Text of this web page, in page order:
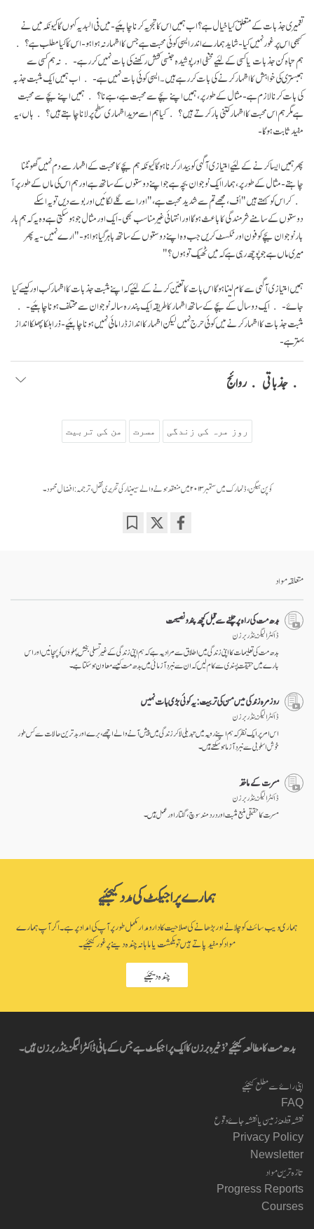
تعمیری جذبات کے متعلق کیا خیال ہے؟ اب ہمیں اس کا تجزیہ کرنا چاہئیے- میں فی البدیہ کہوں گا کیونکہ میں نے
کبھی اس پر غور نہیں کیا- شاید ہمارے اندر ایسی کوئی محبت ہے جس کا اظہار نہ ہوا ہو- اس کا کیا مطلب ہے؟
ہم تباہ کن جذبات یا کسی کے لئیے مخفی اور پوشیدہ جنسی کشش رکھنے کی بات نہیں کر رہے- نہ ہم کسی سے
ہمبستری کی خواہش کا اظہار کرنے کی بات کر رہے ہیں۔ ایسی کوئی بات نہیں ہے- اب ہمیں ایک مثبت جذبہ
کی بات کرنا لازم ہے- مثال کے طور پر، ہمیں اپنے بچے سے محبت ہے، ہے نا؟ ہمیں اپنے بچے سے محبت
ہے مگر ہم اس محبت کا اظہار کتنی بار کرتے ہیں؟ کیا ہم اسے مزید اظہاری سطح پر لانا چاہتے ہیں؟ ہاں، یہ
مفید ثابت ہو گا-
پھر ہمیں ایسا کرنے کے لئیے امتیازی آگہی کو بیدار کرنا ہو گا کیونکہ ہم بچے کا محبت کے اظہار سے دم نہیں گھونٹنا
چاہتے- مثال کے طور پر، ہمارا ایک نوجوان بچہ ہے جو اپنے دوستوں کے ساتھ ہے اور ہم اس کی ماں کے طور پر آ
کر اس کو کہتے ہیں "اُف، مجھے تم سے شدید محبت ہے،" اور اسے گلے لگائیں اور بوسے دیں تو یہ اسکے
دوستوں کے سامنے شرمندگی کا باعث ہو گا اور انتہائی غیر مناسب بھی- ایک اور مثال جو ہو سکتی ہے وہ یہ کہ ہم بار
بار نوجوان بچے کو فون اور ٹکسٹ کریں جب وہ اپنے دوستوں کے ساتھ باہر گیا ہوا ہو- "ارے نہیں- یہ پھر
میری ماں ہے جو پوچھ رہی ہے کہ میں ٹھیک تو ہوں؟"
ہمیں امتیازی آگہی سے کام لینا ہو گا اس بات کا تعیّن کرنے کے لئیے کہ اپنے مثبت جذبات کا اظہار کب اور کیسے کیا
جاۓ- ایک دو سال کے بچے کے ساتھ اظہار کا طریقہ ایک پندرہ سالہ نوجوان سے مختلف ہونا چاہئیے-
مثبت جذبات کا اظہار کرنے میں کوئی حرج نہیں لیکن اظہار کا انداز ڈرامائی نہیں ہونا چاہئیے- ذرا ہلکا پھلکا انداز
بہتر ہے-
جذباتی روائج
روز مرہ کی زندگی مسرت من کی تربیت
کوپن ہیگن، ڈنمارک میں ستمبر ۲۰۱۳ میں منعقد ہونے والے سیمینار کی تحریری نقل، ترجمہ: افضال محمود۔
متعلقہ مواد
بدھ مت کی راہ پر چلنے سے قبل کچھ پند و نصیحت
ڈاکٹر الیگزینڈر برزن
بدھ مت کی تعلیمات کا اپنی زندگی میں اطلاق سے مراد یہ ہے کہ ہم اپنی زندگی کے غیر تسلی بخش پہلوؤں کو پہچانیں اور اس
بارے میں حقیقت پسندی سے کام لیں کہ ان سے نبرد آزمائی میں بدھ مت کیسے معاون ہو سکتا ہے۔
روز مرہ زندگی میں من کی تربیت: یہ کوئی بڑی بات نہیں
ڈاکٹر الیگزینڈر برزن
اس امر پر ایک نظر کہ ہم اپنے رویہ میں تبدیلی لا کر زندگی میں پیش آنے والے اچھے، برے اور بد ترین حالات سے کس طور
خوش اسلوبی سے نبرد آزما ہو سکتے ہیں۔
مسرت کے ماخذ
ڈاکٹر الیگزینڈر برزن
مسرت کا حقیقی منبع مثبت اور درد مند سوچ، گفتار اور عمل ہیں۔
ہمارے پراجیکٹ کی مدد کیجئیے
ہماری ویب سائٹ کو چلانے اور بڑھانے کی صلاحیت کا دارومدار مکمل طور پر آپ کی امداد پر ہے۔ اگر آپ ہمارے
مواد کو مفید پاتے ہیں تو یکمشت یا ماہانہ چندہ دینے پر غور کیجئیے۔
چندہ دیجئیے
بدھ مت کا مطالعہ کیجئیے’ ذخیرہ برزن کا ایک پراجیکٹ ہے جس کے بانی ڈاکٹر الیگزینڈر برزن ہیں۔
اپنی راۓ سے مطلع کیجئیے
FAQ
نقشہ قطعۂ زمین یا نقشہ جاۓ وقوع
Privacy Policy
Newsletter
تازہ ترین مواد
Progress Reports
Courses